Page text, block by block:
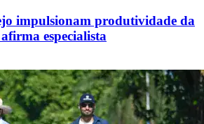
impulsionam produtividade da
especialista